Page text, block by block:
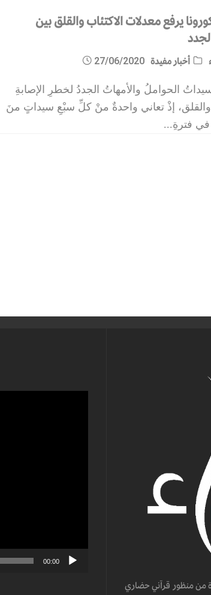
يرفع معدلات الاكتئاب والقلق بين
أخبار مفيدة 27/06/2020
الحواملُ والأمهاتُ الجددُ لخطرِ الإصابةِ
والقلق، إذْ تعاني واحدةٌ منْ كلِّ سبْعِ سيداتٍ منَ
في فترةِ...
من منظور قرآني حضاري
00:00